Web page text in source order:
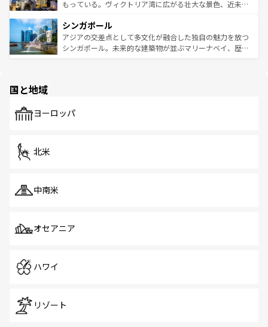
が旅行者を迎えてくれるので、きっと忘れられない旅にな
参照してほしい。
いビーチでリゾート気分を楽しむことができる。タイ料理
激する。気候は一年中温暖で、どの季節にも異なる楽しみ
が待っている。親しみやすいタイの人々、仏教を中心とし
た文化、そして多様な観光資源が、訪れる旅人を魅了し続
もっている。ヴィクトリア湾に広がる壮大な景色、近未来
み、どこを訪れても感動するはず。観光スポットが密集し
ており、効率よく見どころを回れるのも魅力。息をのむよ
うな絶景から文化的な体験まで、香港を存分に楽しみ尽く
シンガポール
アジアの交差点として多文化が融合した独自の魅力を放つ
シンガポール。未来的な建築物が並ぶマリーナベイ、歴史
で、ホーカーズは地元の風情を楽しめる外せないスポット
国と地域
ヨーロッパ
北米
中南米
オセアニア
ハワイ
リゾート